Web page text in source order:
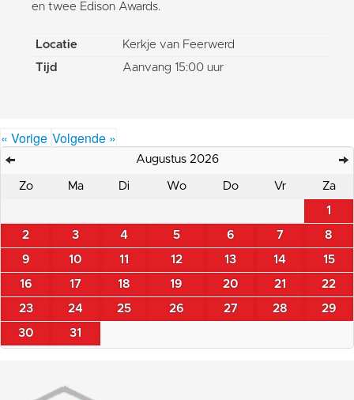
en twee Edison Awards.
Locatie
Kerkje van Feerwerd
Tijd
Aanvang 15:00 uur
« Vorige Volgende »
Augustus 2026
Zo Ma Di Wo Do Vr Za
1
2 3 4 5 6 7 8
9 10 11 12 13 14 15
16 17 18 19 20 21 22
23 24 25 26 27 28 29
30 31